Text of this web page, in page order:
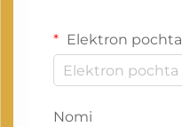
Elektron pochta
Nomi